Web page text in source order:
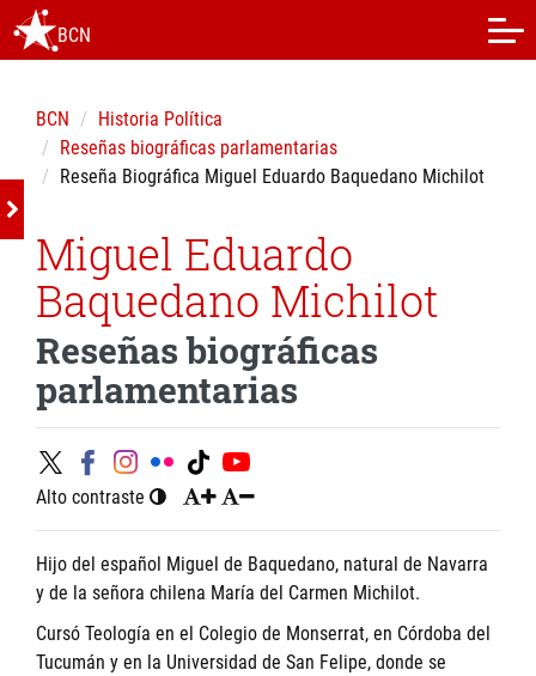
BCN
BCN
Historia Política
Reseñas biográficas parlamentarias
Reseña Biográfica Miguel Eduardo Baquedano Michilot
Miguel Eduardo
Baquedano Michilot
Reseñas biográficas
parlamentarias
Alto contraste
Hijo del español Miguel de Baquedano, natural de Navarra
y de la señora chilena María del Carmen Michilot.
Cursó Teología en el Colegio de Monserrat, en Córdoba del
Tucumán y en la Universidad de San Felipe, donde se